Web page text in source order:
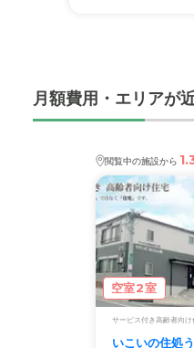
月額費用・エリアが
閲覧中の施設から
空室2室
サービス付き高齢者向け
いこいの住処